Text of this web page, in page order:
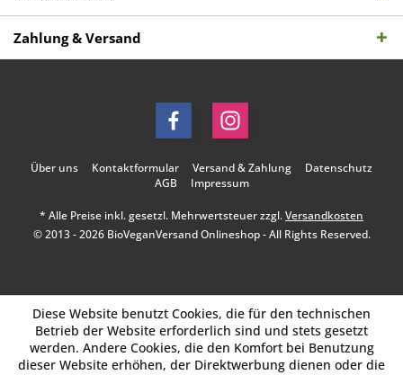
Zahlung & Versand
Über uns Kontaktformular Versand & Zahlung
Datenschutz
AGB
Impressum
* Alle Preise inkl. gesetzl. Mehrwertsteuer zzgl.Versandkosten
© 2013 - 2026 BioVeganVersand Onlineshop - All Rights Reserved.
Diese Website benutzt Cookies, die für den technischen
Betrieb der Website erforderlich sind und stets gesetzt
werden. Andere Cookies, die den Komfort bei Benutzung
dieser Website erhöhen, der Direktwerbung dienen oder die